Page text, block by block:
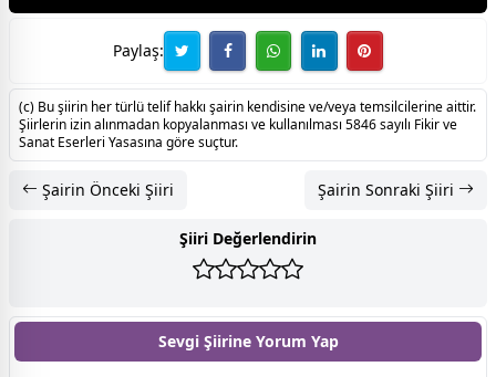
Paylaş:
(c) Bu şiirin her türlü telif hakkı şairin kendisine ve/veya temsilcilerine aittir.
Şiirlerin izin alınmadan kopyalanması ve kullanılması 5846 sayılı Fikir ve
Sanat Eserleri Yasasına göre suçtur.
Şairin Önceki Şiiri Şairin Sonraki Şiiri
Şiiri Değerlendirin
Sevgi Şiirine Yorum Yap